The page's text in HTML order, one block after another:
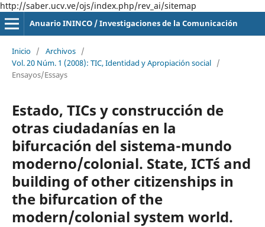
http://saber.ucv.ve/ojs/index.php/rev_ai/sitemap
Anuario ININCO / Investigaciones de la Comunicación
Inicio / Archivos /
Vol. 20 Núm. 1 (2008): TIC, Identidad y Apropiación social /
Ensayos/Essays
Estado, TICs y construcción de
otras ciudadanías en la
bifurcación del sistema-mundo
moderno/colonial. State, ICT´s and
building of other citizenships in
the bifurcation of the
modern/colonial system world.